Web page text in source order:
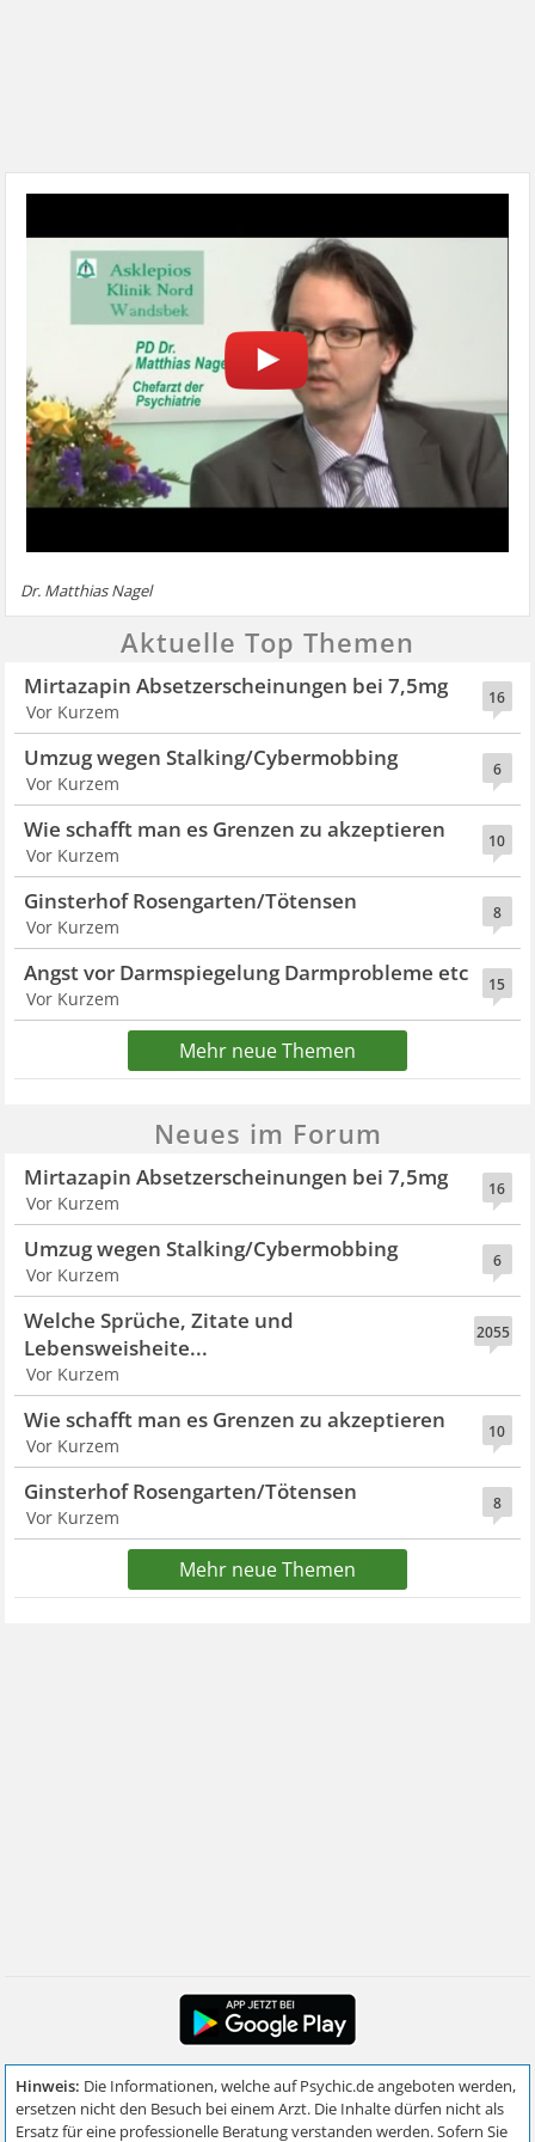
Dr. Matthias Nagel
Aktuelle Top Themen
16
Mirtazapin Absetzerscheinungen bei 7,5mg
Vor Kurzem
6
Umzug wegen Stalking/Cybermobbing
Vor Kurzem
10
Wie schafft man es Grenzen zu akzeptieren
Vor Kurzem
8
Ginsterhof Rosengarten/Tötensen
Vor Kurzem
15
Angst vor Darmspiegelung Darmprobleme etc
Vor Kurzem
Mehr neue Themen
Neues im Forum
16
Mirtazapin Absetzerscheinungen bei 7,5mg
Vor Kurzem
6
Umzug wegen Stalking/Cybermobbing
Vor Kurzem
2055
Welche Sprüche, Zitate und
Lebensweisheite...
Vor Kurzem
10
Wie schafft man es Grenzen zu akzeptieren
Vor Kurzem
8
Ginsterhof Rosengarten/Tötensen
Vor Kurzem
Mehr neue Themen